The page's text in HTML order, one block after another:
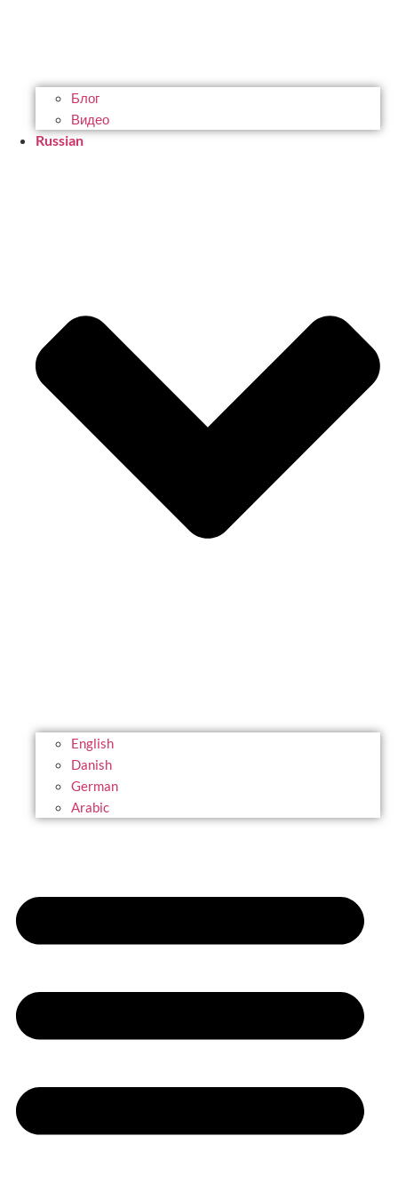
Блог
Видео
Russian
English
Danish
German
Arabic